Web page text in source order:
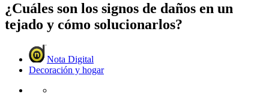
¿Cuáles son los signos de daños en un
tejado y cómo solucionarlos?
Nota Digital
Decoración y hogar